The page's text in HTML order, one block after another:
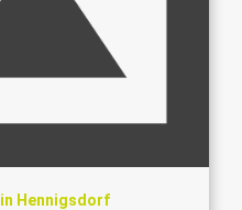
Hennigsdorf